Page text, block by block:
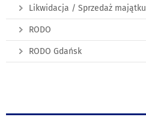
Likwidacja / Sprzedaż majątku
RODO
RODO Gdańsk